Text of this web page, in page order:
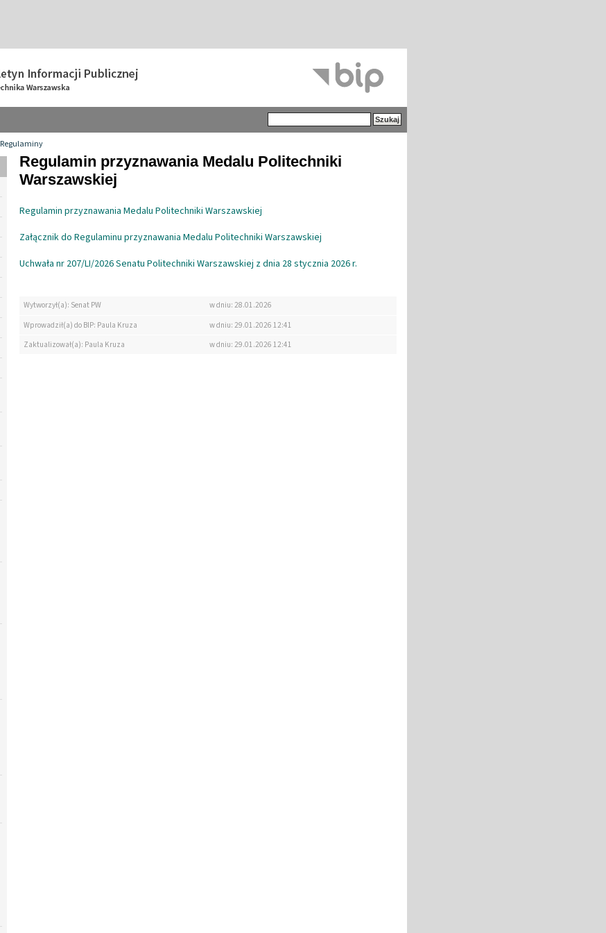
Regulaminy
Regulamin przyznawania Medalu Politechniki
Warszawskiej
Regulamin przyznawania Medalu Politechniki Warszawskiej
Załącznik do Regulaminu przyznawania Medalu Politechniki Warszawskiej
Uchwała nr 207/LI/2026 Senatu Politechniki Warszawskiej z dnia 28 stycznia 2026 r.
Wytworzył(a): Senat PW
w dniu: 28.01.2026
Wprowadził(a) do BIP: Paula Kruza
w dniu: 29.01.2026 12:41
Zaktualizował(a): Paula Kruza
w dniu: 29.01.2026 12:41